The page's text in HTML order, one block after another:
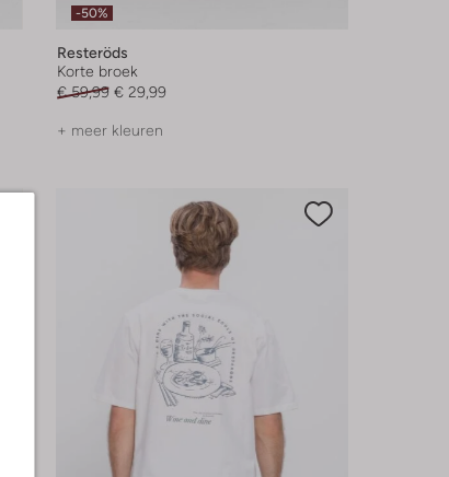
-50%
Resteröds
Korte broek
€ 59,99 € 29,99
+ meer kleuren